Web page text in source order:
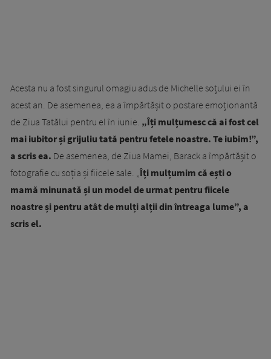
Acesta nu a fost singurul omagiu adus de Michelle soțului ei în
acest an. De asemenea, ea a împărtășit o postare emoționantă
de Ziua Tatălui pentru el în iunie. „Îți mulțumesc că ai fost cel
mai iubitor și grijuliu tată pentru fetele noastre. Te iubim!”,
a scris ea. De asemenea, de Ziua Mamei, Barack a împărtășit o
fotografie cu soția și fiicele sale. „ Îți mulțumim că ești o
mamă minunată și un model de urmat pentru fiicele
noastre și pentru atât de mulți alții din întreaga lume”, a
scris el.